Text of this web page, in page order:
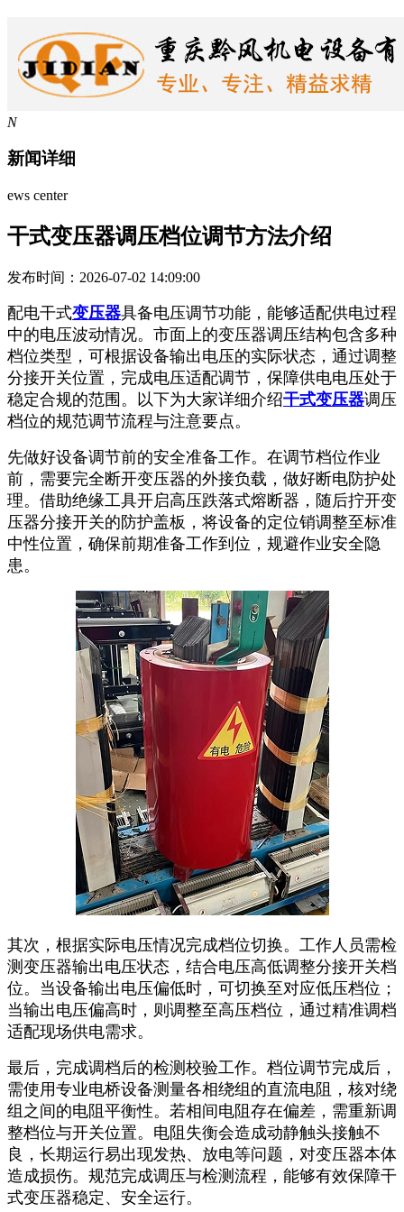
N
新闻详细
ews center
干式变压器调压档位调节方法介绍
发布时间：2026-07-02 14:09:00
配电干式变压器具备电压调节功能，能够适配供电过程
中的电压波动情况。市面上的变压器调压结构包含多种
档位类型，可根据设备输出电压的实际状态，通过调整
分接开关位置，完成电压适配调节，保障供电电压处于
稳定合规的范围。以下为大家详细介绍干式变压器调压
档位的规范调节流程与注意要点。
先做好设备调节前的安全准备工作。在调节档位作业
前，需要完全断开变压器的外接负载，做好断电防护处
理。借助绝缘工具开启高压跌落式熔断器，随后拧开变
压器分接开关的防护盖板，将设备的定位销调整至标准
中性位置，确保前期准备工作到位，规避作业安全隐
患。
其次，根据实际电压情况完成档位切换。工作人员需检
测变压器输出电压状态，结合电压高低调整分接开关档
位。当设备输出电压偏低时，可切换至对应低压档位；
当输出电压偏高时，则调整至高压档位，通过精准调档
适配现场供电需求。
最后，完成调档后的检测校验工作。档位调节完成后，
需使用专业电桥设备测量各相绕组的直流电阻，核对绕
组之间的电阻平衡性。若相间电阻存在偏差，需重新调
整档位与开关位置。电阻失衡会造成动静触头接触不
良，长期运行易出现发热、放电等问题，对变压器本体
造成损伤。规范完成调压与检测流程，能够有效保障干
式变压器稳定、安全运行。